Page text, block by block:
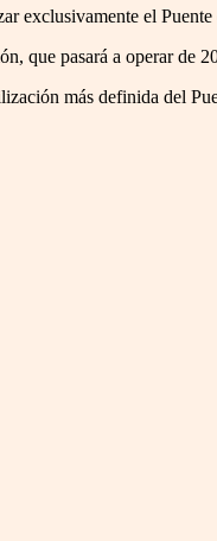
exclusivamente el
que pasará a operar de
más definida del